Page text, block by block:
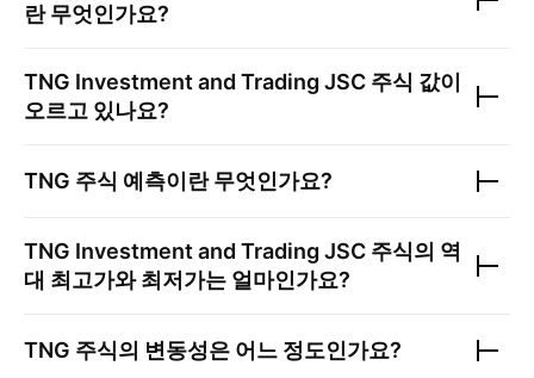
란 무엇인가요?
TNG Investment and Trading JSC 주식 값이
오르고 있나요?
TNG 주식 예측이란 무엇인가요?
TNG Investment and Trading JSC 주식의 역
대 최고가와 최저가는 얼마인가요?
TNG 주식의 변동성은 어느 정도인가요?